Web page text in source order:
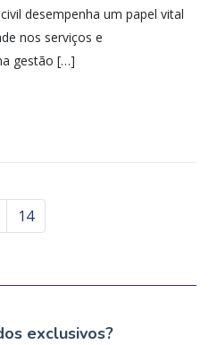
desempenha um papel vital
nos serviços e
gestão […]
14